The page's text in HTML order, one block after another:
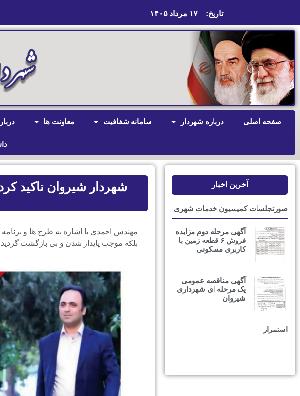
تاریخ: ۱۷ مرداد ۱۴۰۵
صفحه اصلی درباره شهردار سامانه شفافیت معاونت ها
آخرین اخبار
صورتجلسات کمیسیون خدمات شهری
آگهی مرحله دوم مزایده
فروش ۶ قطعه زمین با
کاربری مسکونی
آگهی مناقصه عمومی
یک مرحله ای شهرداری
شیروان
استمرار
شهردار شیروان تاکید
مهندس احمدی با اشاره به طرح ها و
بلکه موجب پایدار شدن و بی بازگشت